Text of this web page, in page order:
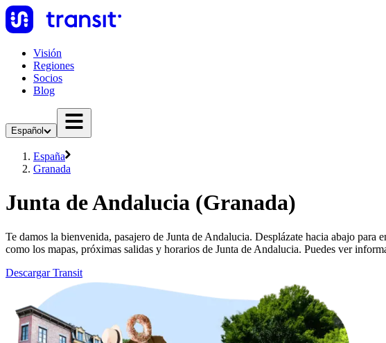
Visión
Regiones
Socios
Blog
Español
España
Granada
Junta de Andalucia (Granada)
Te damos la bienvenida, pasajero de Junta de Andalucia. Desplázate hacia abajo
como los mapas, próximas salidas y horarios de Junta de Andalucia. Puedes ver
Descargar Transit